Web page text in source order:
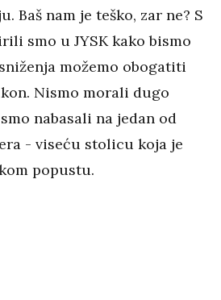
Baš nam je teško, zar ne? S
smo u JYSK kako bismo
možemo obogatiti
Nismo morali dugo
nabasali na jedan od
- viseću stolicu koja je
popustu.